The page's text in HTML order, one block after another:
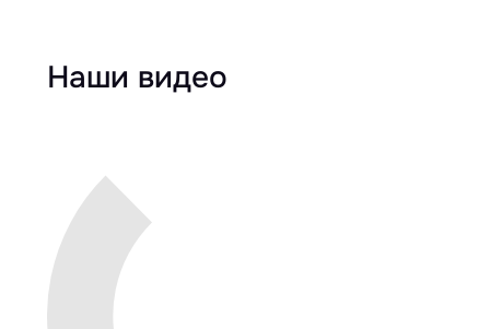
Наши видео